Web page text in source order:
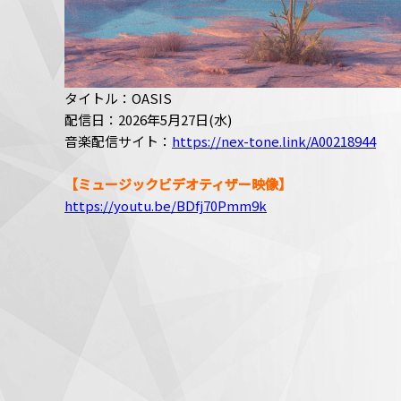
タイトル：OASIS
配信日：2026年5月27日(水)
音楽配信サイト： https://nex-tone.link/A00218944
【ミュージックビデオティザー映像】
https://youtu.be/BDfj70Pmm9k